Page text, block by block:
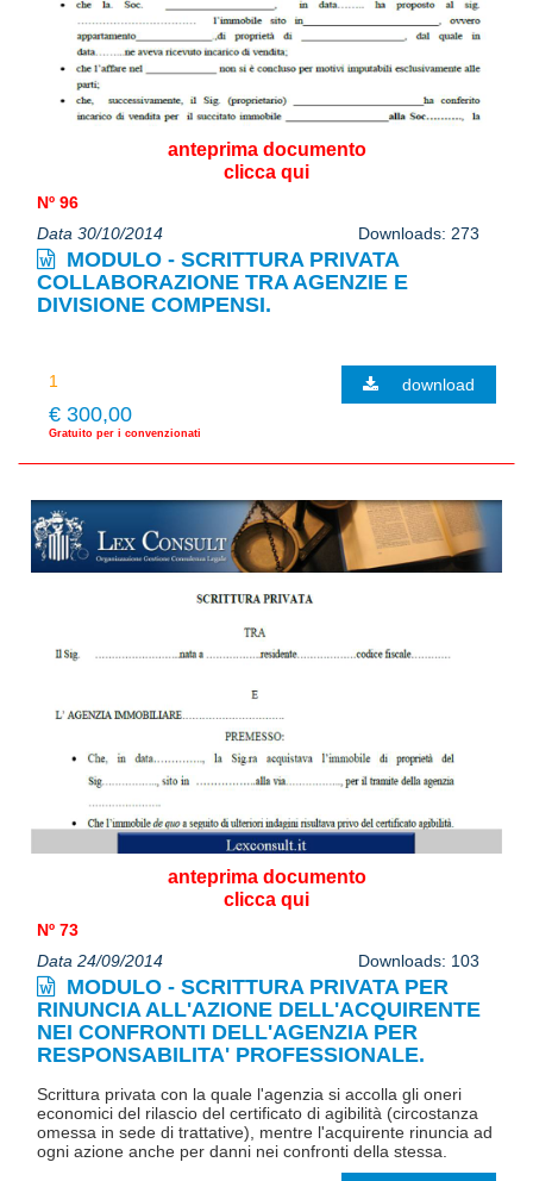
anteprima documento
clicca qui
Nº 96
Data 30/10/2014
Downloads: 273
MODULO - SCRITTURA PRIVATA
COLLABORAZIONE TRA AGENZIE E
DIVISIONE COMPENSI.
€ 300,00
Gratuito per i convenzionati
download
anteprima documento
clicca qui
Nº 73
Data 24/09/2014
Downloads: 103
MODULO - SCRITTURA PRIVATA PER
RINUNCIA ALL'AZIONE DELL'ACQUIRENTE
NEI CONFRONTI DELL'AGENZIA PER
RESPONSABILITA' PROFESSIONALE.
Scrittura privata con la quale l'agenzia si accolla gli oneri
economici del rilascio del certificato di agibilità (circostanza
omessa in sede di trattative), mentre l'acquirente rinuncia ad
ogni azione anche per danni nei confronti della stessa.